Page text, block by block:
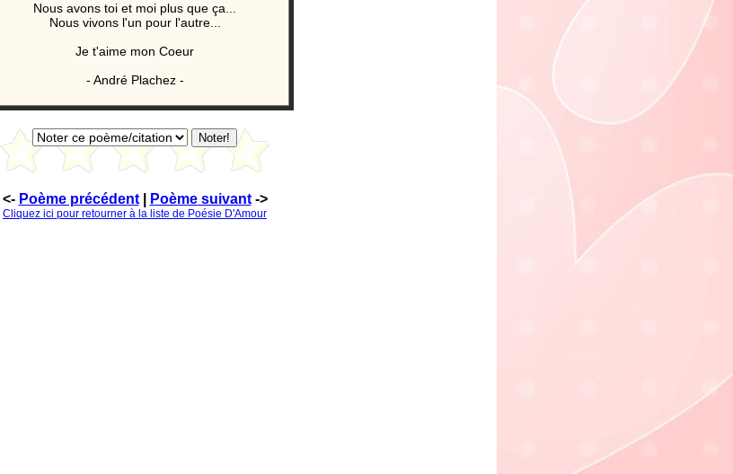
Nous avons toi et moi plus que ça...
Nous vivons l'un pour l'autre...
Je t'aime mon Coeur
- André Plachez -
<- Poème précédent| Poème suivant->
Cliquez ici pour retourner à la liste de Poésie D'Amour